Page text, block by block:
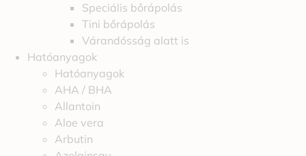
Speciális bőrápolás
Tini bőrápolás
Várandósság alatt is
Hatóanyagok
Hatóanyagok
AHA / BHA
Allantoin
Aloe vera
Arbutin